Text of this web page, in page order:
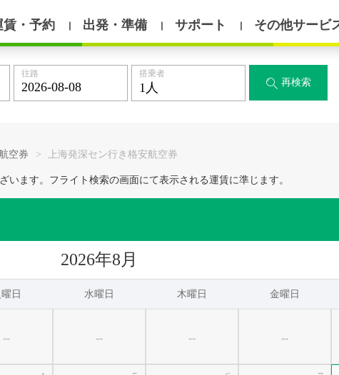
賃・予約 出発・準備 サポート その他サービ
往路 搭乗者
 再検索
空券 > 上海発深セン行き格安航空券
ます。フライト検索の画面にて表示される運賃に準じます。
2026年8月
日 水曜日 木曜日 金曜日
-- -- -- --